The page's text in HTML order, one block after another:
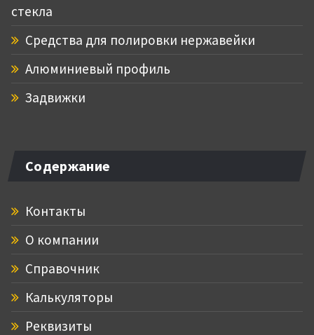
стекла
Средства для полировки нержавейки
Алюминиевый профиль
Задвижки
Содержание
Контакты
О компании
Справочник
Калькуляторы
Реквизиты